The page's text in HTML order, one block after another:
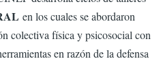
en los cuales se abordaron
colectiva física y psicosocial con
en razón de la defensa